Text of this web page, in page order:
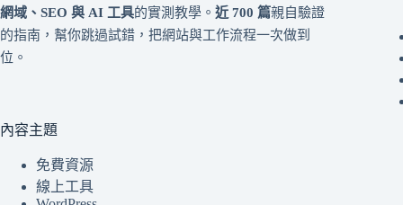
網域、SEO 與 AI 工具的實測教學。 近 700 篇親自驗證
的指南，幫你跳過試錯，把網站與工作流程一次做到
位。
內容主題
免費資源
線上工具